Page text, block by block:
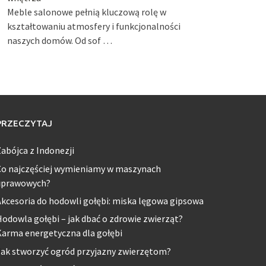
Meble salonowe pełnią kluczową rolę w
kształtowaniu atmosfery i funkcjonalności
naszych domów. Od sof …
z Indonezji
najczęściej wymieniamy w maszynach
do hodowli gołębi: miska lęgowa gipsowa
gołębi – jak dbać o zdrowie zwierząt?
energetyczna dla gołębi
stworzyć ogród przyjazny zwierzętom?